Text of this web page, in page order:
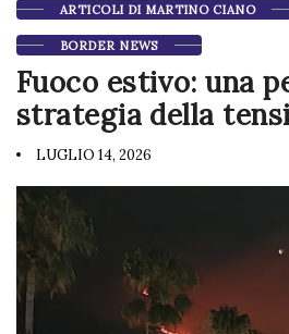
ARTICOLI DI MARTINO CIANO
BORDER NEWS
Fuoco estivo: una
strategia della
LUGLIO 14, 2026